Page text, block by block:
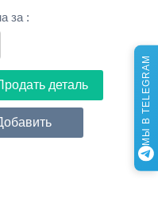
за :
деталь МЫ В TELEGRAM